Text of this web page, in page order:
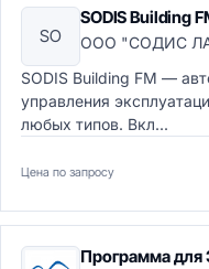
SO
SODIS Building
ООО "СОДИС
SODIS Building FM —
управления
любых типов. Вкл...
Цена по запросу
Программа для